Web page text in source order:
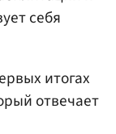
себя
итогах
отвечает